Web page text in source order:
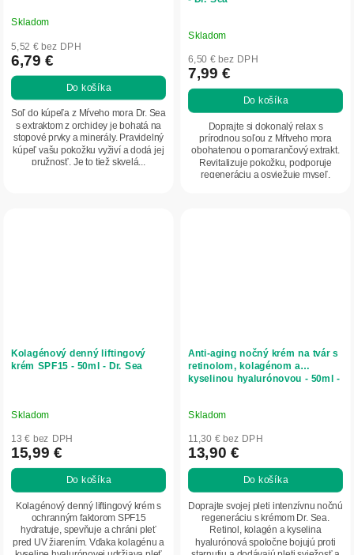
Priemerné
hodnotenie
produktu
je
5,0
z
5
hviezdičiek.
Skladom
5,52 € bez DPH
6,79 €
Do košíka
Soľ do kúpeľa z Mŕveho mora Dr. Sea
s extraktom z orchidey je bohatá na
stopové prvky a minerály. Pravidelný
kúpeľ vašu pokožku vyživí a dodá jej
pružnosť. Je to tiež skvelá...
Skladom
6,50 € bez DPH
7,99 €
Do košíka
Doprajte si dokonalý relax s
prírodnou soľou z Mŕtveho mora
obohatenou o pomarančový extrakt.
Revitalizuje pokožku, podporuje
regeneráciu a osviežuje myseľ.
Kolagénový denný liftingový
krém SPF15 - 50ml - Dr. Sea
Skladom
13 € bez DPH
15,99 €
Do košíka
Kolagénový denný liftingový krém s
ochranným faktorom SPF15
hydratuje, spevňuje a chráni pleť
pred UV žiarením. Vďaka kolagénu a
Anti-aging nočný krém na tvár s
retinolom, kolagénom a
kyselinou hyalurónovou - 50ml -
Skladom
11,30 € bez DPH
13,90 €
Do košíka
Doprajte svojej pleti intenzívnu nočnú
regeneráciu s krémom Dr. Sea.
Retinol, kolagén a kyselina
hyalurónová spoločne bojujú proti